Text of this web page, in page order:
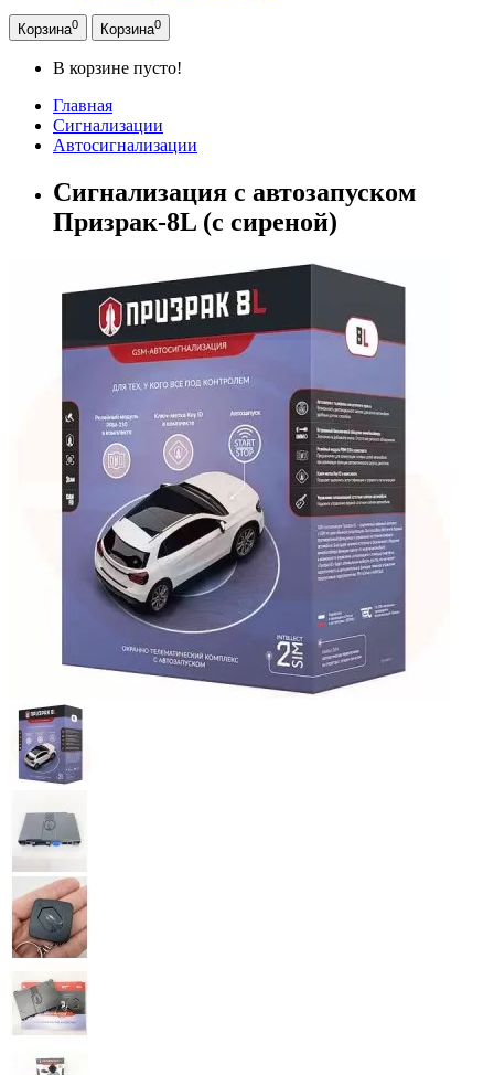
Корзина0 Корзина0
В корзине пусто!
Главная
Сигнализации
Автосигнализации
Сигнализация с автозапуском
Призрак-8L (с сиреной)